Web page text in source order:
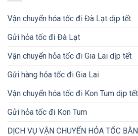
Vận chuyển hỏa tốc đi Đà Lạt dịp tết
Gửi hỏa tốc đi Đà Lạt
Vận chuyển hỏa tốc đi Gia Lai dịp tết
Gửi hàng hỏa tốc đi Gia Lai
Vận chuyển hỏa tốc đi Kon Tum dịp tết
Gửi hỏa tốc đi Kon Tum
DỊCH VỤ VẬN CHUYỂN HỎA TỐC